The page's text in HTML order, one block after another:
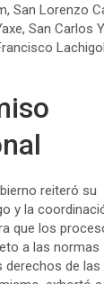
San Lorenzo
San Carlos
reiteró su
y la
que los
a las normas
derechos de las